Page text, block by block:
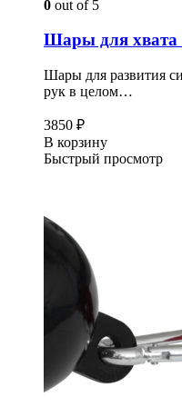
0 out of 5
Шары для хвата
Шары для развития
рук в целом…
3850 ₽
В корзину
Быстрый просмотр